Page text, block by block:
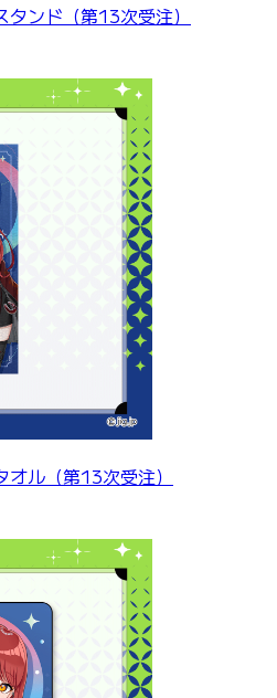
タンド（第13次受注）
オル（第13次受注）